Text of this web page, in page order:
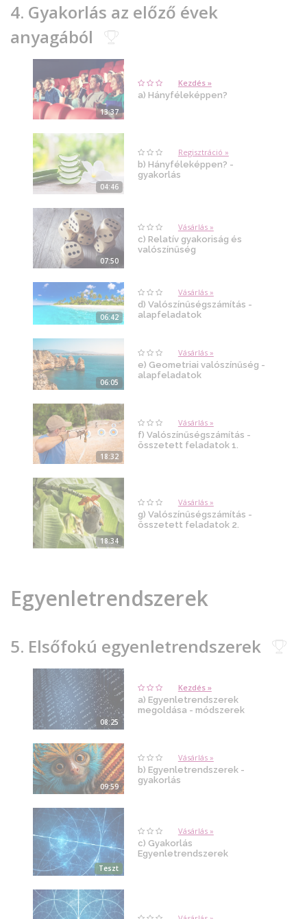
4. Gyakorlás az előző évek
anyagából
13:37
Kezdés »
a) Hányféleképpen?
04:46
Regisztráció »
b) Hányféleképpen? -
gyakorlás
07:50
Vásárlás »
c) Relatív gyakoriság és
valószínűség
06:42
Vásárlás »
d) Valószínűségszámítás -
alapfeladatok
06:05
Vásárlás »
e) Geometriai valószínűség -
alapfeladatok
18:32
Vásárlás »
f) Valószínűségszámítás -
összetett feladatok 1.
18:34
Vásárlás »
g) Valószínűségszámítás -
összetett feladatok 2.
Egyenletrendszerek
5. Elsőfokú egyenletrendszerek
08:25
Kezdés »
a) Egyenletrendszerek
megoldása - módszerek
09:59
Vásárlás »
b) Egyenletrendszerek -
gyakorlás
Teszt
Vásárlás »
c) Gyakorlás
Egyenletrendszerek